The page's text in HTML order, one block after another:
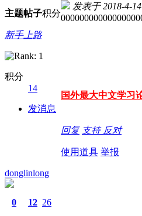
主题帖子积分
新手上路
积分
14
发消息
发表于 2018-4-
国外最大中文学习
回复 支持 反对
使用道具 举报
donglinlong
0 12 26